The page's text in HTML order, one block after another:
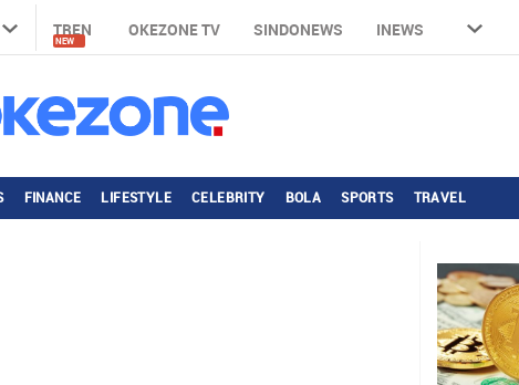
TREN
NEW
OKEZONE TV SINDONEWS INEWS
FINANCE LIFESTYLE CELEBRITY BOLA SPORTS TRAVEL